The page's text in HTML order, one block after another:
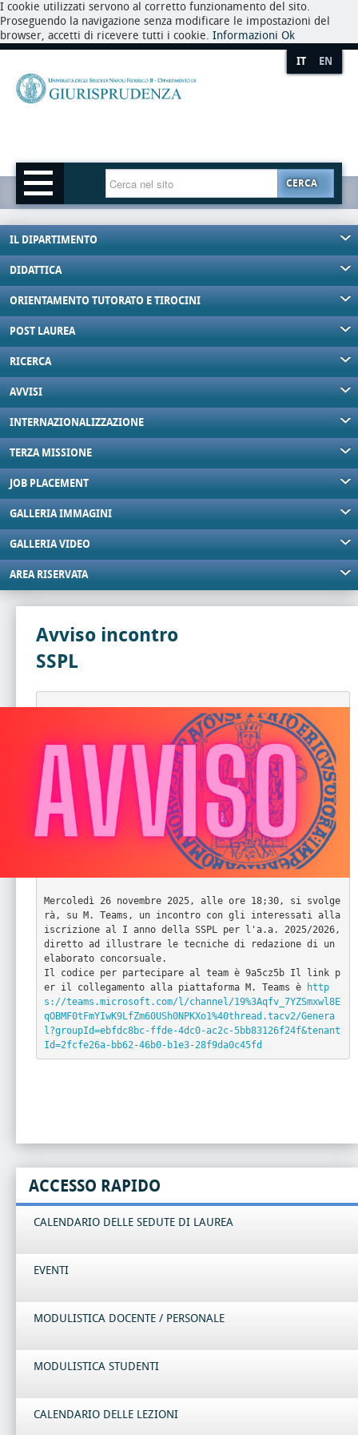
I cookie utilizzati servono al corretto funzionamento del sito.
Proseguendo la navigazione senza modificare le impostazioni del
browser, accetti di ricevere tutti i cookie. Informazioni Ok
IT EN
CERCA
IL DIPARTIMENTO
DIDATTICA
ORIENTAMENTO TUTORATO E TIROCINI
POST LAUREA
RICERCA
AVVISI
INTERNAZIONALIZZAZIONE
TERZA MISSIONE
JOB PLACEMENT
GALLERIA IMMAGINI
GALLERIA VIDEO
AREA RISERVATA
Avviso incontro
SSPL
Mercoledì 26 novembre 2025, alle ore 18;30, si svolge
rà, su M. Teams, un incontro con gli interessati alla
iscrizione al I anno della SSPL per l'a.a. 2025/2026,
diretto ad illustrare le tecniche di redazione di un
elaborato concorsuale.
Il codice per partecipare al team è 9a5cz5b Il link p
er il collegamento alla piattaforma M. Teams è
http
s://teams.microsoft.com/l/channel/19%3Aqfv_7YZSmxwl8E
qOBMF0tFmYIwK9LfZm60USh0NPKXo1%40thread.tacv2/Genera
l?groupId=ebfdc8bc-ffde-4dc0-ac2c-5bb83126f24f&tenant
Id=2fcfe26a-bb62-46b0-b1e3-28f9da0c45fd
ACCESSO RAPIDO
CALENDARIO DELLE SEDUTE DI LAUREA
EVENTI
MODULISTICA DOCENTE / PERSONALE
MODULISTICA STUDENTI
CALENDARIO DELLE LEZIONI